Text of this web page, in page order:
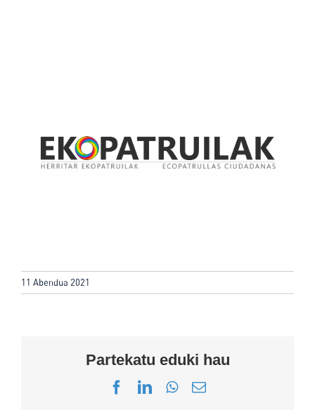
11 Abendua 2021
Partekatu eduki hau
Facebook
LinkedInWhatsApp
Email